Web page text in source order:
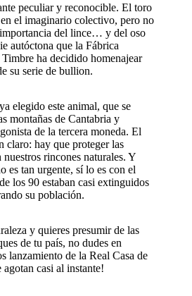
peculiar y reconocible. El toro
el imaginario colectivo, pero no
del lince… y del oso
autóctona que la Fábrica
ha decidido homenajear
su serie de bullion.
elegido este animal, que se
montañas de Cantabria y
de la tercera moneda. El
claro: hay que proteger las
rincones naturales. Y
es tan urgente, sí lo es con el
los 90 estaban casi extinguidos
su población.
y quieres presumir de las
de tu país, no dudes en
lanzamiento de la Real Casa de
agotan casi al instante!